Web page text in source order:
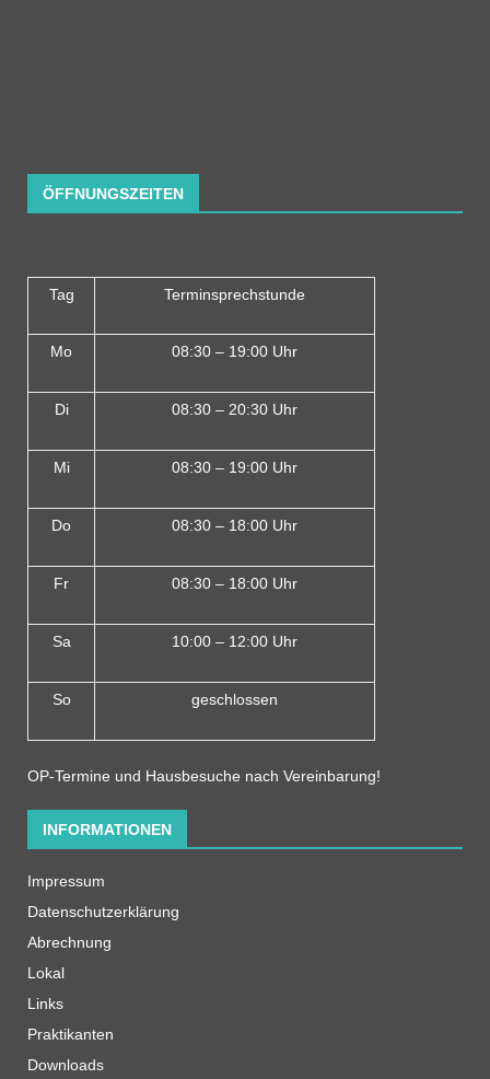
ÖFFNUNGSZEITEN
Tag Terminsprechstunde
Mo 08:30 – 19:00 Uhr
Di 08:30 – 20:30 Uhr
Mi 08:30 – 19:00 Uhr
Do 08:30 – 18:00 Uhr
Fr 08:30 – 18:00 Uhr
Sa 10:00 – 12:00 Uhr
So geschlossen
OP-Termine und Hausbesuche nach Vereinbarung!
INFORMATIONEN
Impressum
Datenschutzerklärung
Abrechnung
Lokal
Links
Praktikanten
Downloads